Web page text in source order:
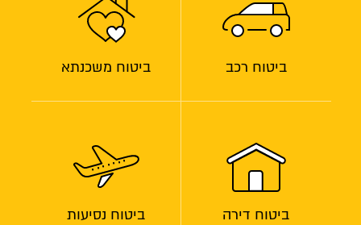
ביטוח רכב ביטוח משכנתא
ביטוח דירה ביטוח נסיעות